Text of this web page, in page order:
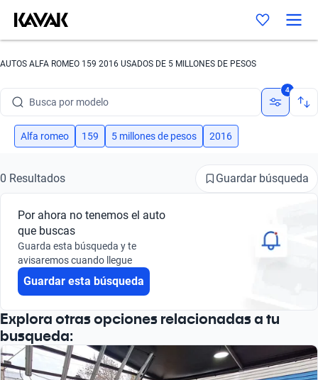
AUTOS ALFA ROMEO 159 2016 USADOS DE 5 MILLONES DE PESOS
Busca por modelo
Busca por versión
Busca por marca
Busca por modelo
Busca por versión
4
Alfa romeo 159 5 millones de pesos 2016
0 Resultados Guardar búsqueda
Por ahora no tenemos el auto
que buscas
Guarda esta búsqueda y te
avisaremos cuando llegue
Guardar esta búsqueda
Explora otras opciones relacionadas a tu
busqueda: